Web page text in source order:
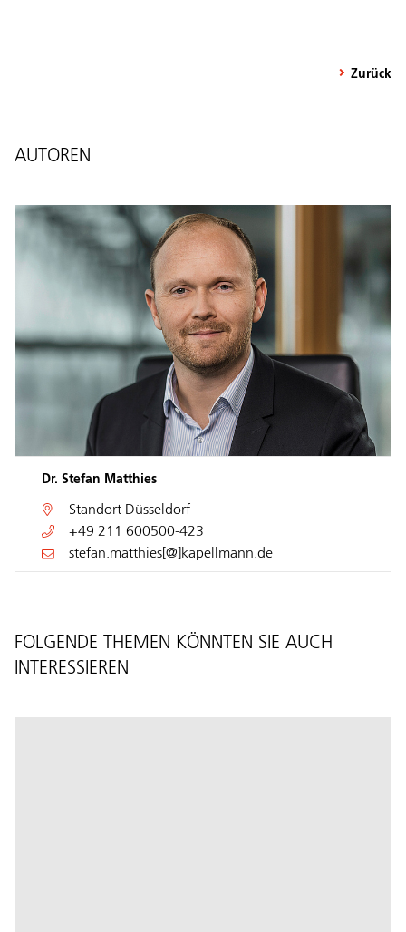
Zurück
AUTOREN
Dr. Stefan Matthies
Standort Düsseldorf
+49 211 600500-423
stefan.matthies[@]kapellmann.de
FOLGENDE THEMEN KÖNNTEN SIE AUCH
INTERESSIEREN